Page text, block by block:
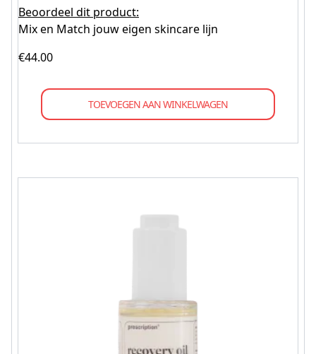
Beoordeel dit product:
Mix en Match jouw eigen skincare lijn
€44.00
TOEVOEGEN AAN WINKELWAGEN